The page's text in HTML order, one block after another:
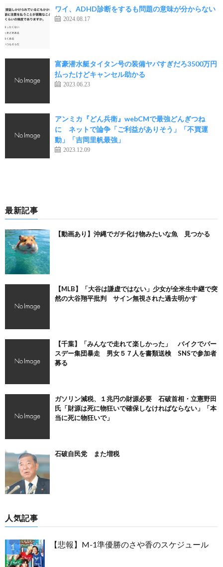
ワイ、ADHD診断をするも問題の意味が分からない
2024.08.17
富豪潜水艇タイタン号の装備ヤバすぎだろ3500万円
払ったけどキャンセル助かる
2023.06.23
アンミカ『どん兵衛』webCMで最強どんぎつね
に ネットで論争「ご利益がありそう」「不買運
動」「吉岡里帆最強」
2023.12.09
最新記事
【動画あり】沖縄でガチ化け物みたいな魚 見つかる
【MLB】「大谷は謙虚ではない」少女が全米生中継で突
然の大谷翔平批判 サイン無視された過去明かす
【千葉】「みんなで走れて楽しかった」 バイクでバー
スデー集団暴走 男女５７人を書類送検 SNSで参加者
募る
ガソリン減税、１兆円の財源必要 石破首相・立憲野田
氏「財源は死に物狂いで確保しなければならない」「本
当に死に物狂いで」
石破自民党 また増税
人気記事
【悲報】M-1準優勝のさや香のスケジュール